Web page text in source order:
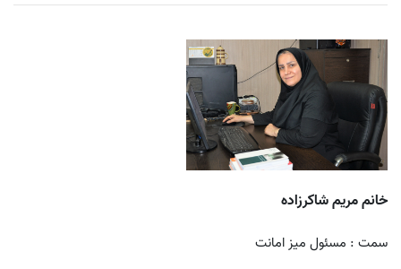
خانم مریم شاکرزاده
سمت : مسئول میز امانت